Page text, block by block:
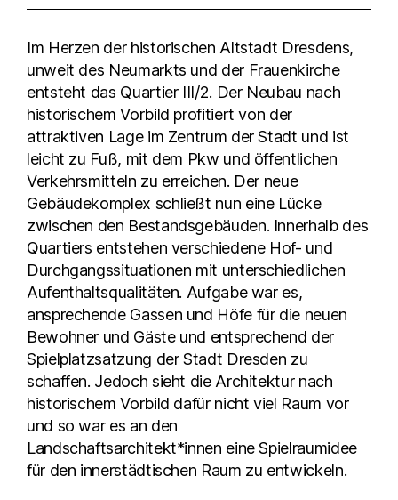
Im Herzen der historischen Altstadt Dresdens,
unweit des Neumarkts und der Frauenkirche
entsteht das Quartier III/2. Der Neubau nach
historischem Vorbild profitiert von der
attraktiven Lage im Zentrum der Stadt und ist
leicht zu Fuß, mit dem Pkw und öffentlichen
Verkehrsmitteln zu erreichen. Der neue
Gebäudekomplex schließt nun eine Lücke
zwischen den Bestandsgebäuden. Innerhalb des
Quartiers entstehen verschiedene Hof- und
Durchgangssituationen mit unterschiedlichen
Aufenthaltsqualitäten. Aufgabe war es,
ansprechende Gassen und Höfe für die neuen
Bewohner und Gäste und entsprechend der
Spielplatzsatzung der Stadt Dresden zu
schaffen. Jedoch sieht die Architektur nach
historischem Vorbild dafür nicht viel Raum vor
und so war es an den
Landschaftsarchitekt*innen eine Spielraumidee
für den innerstädtischen Raum zu entwickeln.